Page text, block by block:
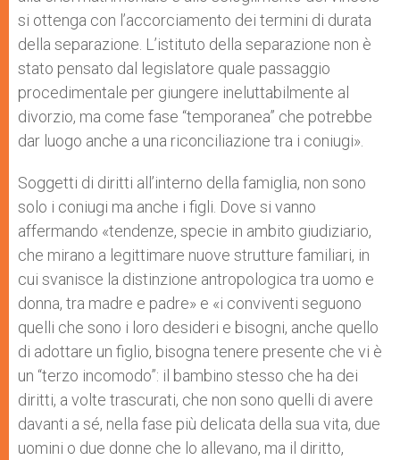
si ottenga con l’accorciamento dei termini di durata
della separazione. L’istituto della separazione non è
stato pensato dal legislatore quale passaggio
procedimentale per giungere ineluttabilmente al
divorzio, ma come fase “temporanea” che potrebbe
dar luogo anche a una riconciliazione tra i coniugi».
Soggetti di diritti all’interno della famiglia, non sono
solo i coniugi ma anche i figli. Dove si vanno
affermando «tendenze, specie in ambito giudiziario,
che mirano a legittimare nuove strutture familiari, in
cui svanisce la distinzione antropologica tra uomo e
donna, tra madre e padre» e «i conviventi seguono
quelli che sono i loro desideri e bisogni, anche quello
di adottare un figlio, bisogna tenere presente che vi è
un “terzo incomodo”: il bambino stesso che ha dei
diritti, a volte trascurati, che non sono quelli di avere
davanti a sé, nella fase più delicata della sua vita, due
uomini o due donne che lo allevano, ma il diritto,